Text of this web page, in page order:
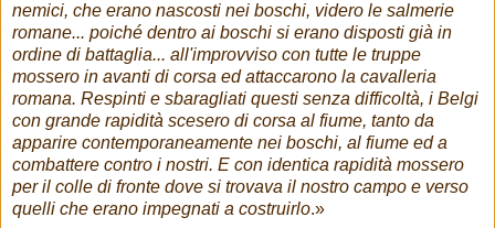
nemici, che erano nascosti nei boschi, videro le salmerie
romane... poiché dentro ai boschi si erano disposti già in
ordine di battaglia... all'improvviso con tutte le truppe
mossero in avanti di corsa ed attaccarono la cavalleria
romana. Respinti e sbaragliati questi senza difficoltà, i Belgi
con grande rapidità scesero di corsa al fiume, tanto da
apparire contemporaneamente nei boschi, al fiume ed a
combattere contro i nostri. E con identica rapidità mossero
per il colle di fronte dove si trovava il nostro campo e verso
quelli che erano impegnati a costruirlo.»